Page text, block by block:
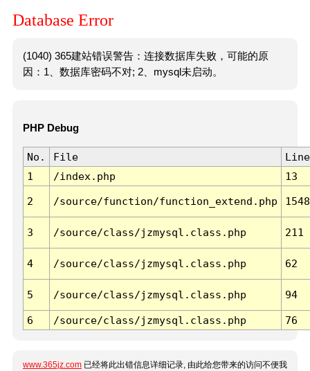
Database Error
(1040) 365建站错误警告：连接数据库失败，可能的原
因：1、数据库密码不对; 2、mysql未启动。
PHP Debug
No. File
Line
1
/index.php 13
2 /source/function/function_extend.php 1548
3 /source/class/jzmysql.class.php 211
4 /source/class/jzmysql.class.php 62
5 /source/class/jzmysql.class.php 94
6 /source/class/jzmysql.class.php 76
www.365jz.com 已经将此出错信息详细记录, 由此给您带来的访问不便我